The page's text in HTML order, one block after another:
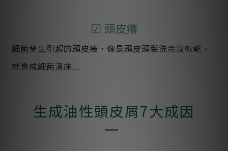
☑ 頭皮癢
細菌孳生引起的頭皮癢，像是頭皮頭髮洗完沒吹乾，
就會成細菌溫床...
生成油性頭皮屑7大成因